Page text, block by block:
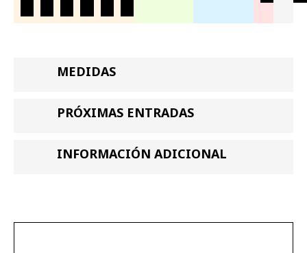
MEDIDAS
PRÓXIMAS ENTRADAS
INFORMACIÓN ADICIONAL